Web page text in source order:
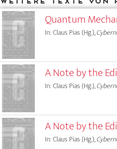
Quantum
In: Claus Pias (Hg.),
A Note by the
In: Claus Pias (Hg.),
A Note by the
In: Claus Pias (Hg.),